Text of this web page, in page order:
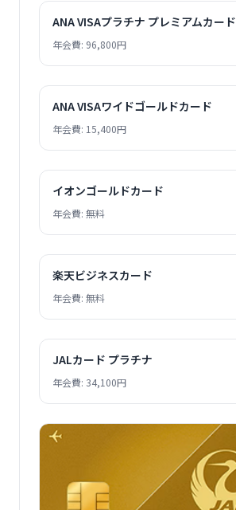
ANA VISAプラチナ プレミアムカード
年会費: 96,800円
ANA VISAワイドゴールドカード
年会費: 15,400円
イオンゴールドカード
年会費: 無料
楽天ビジネスカード
年会費: 無料
JALカード プラチナ
年会費: 34,100円